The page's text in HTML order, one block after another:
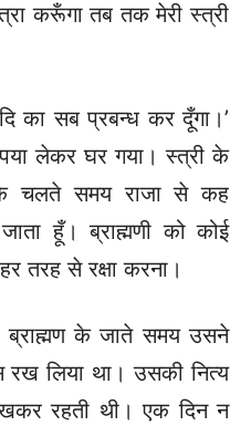
करूँगा तब तक मेरी स्त्री
का सब प्रबन्ध कर दूँगा।’
लेकर घर गया। स्त्री के
चलते समय राजा से कह
हूँ। ब्राह्मणी को कोई
तरह से रक्षा करना।
ब्राह्मण के जाते समय उसने
लिया था। उसकी नित्य
रहती थी। एक दिन न